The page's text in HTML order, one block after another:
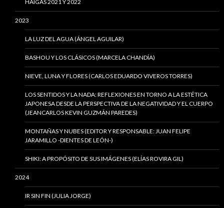
HAIGAS 2021 Y 2022
2023
LA LUZ DEL AGUA (ÁNGEL AGUILAR)
BASHOU Y LOS CLÁSICOS (MARCELA CHANDÍA)
NIEVE, LUNA Y FLORES (CARLOS EDUARDO VIVEROS TORRES)
LOS SENTIDOS Y LA NADA: REFLEXIONES EN TORNO A LA ESTÉTICA
JAPONESA DESDE LA PERSPECTIVA DE LA NEGATIVIDAD Y EL CUERPO
(JEANCARLOS KEVIN GUZMÁN PAREDES)
MONTAÑAS Y NUBES (EDITOR Y RESPONSABLE: JUAN FELIPE
JARAMILLO -DIENTES DE LEÓN-)
SHIKI: A PROPÓSITO DE SUS IMÁGENES (ELÍAS ROVIRA GIL)
2024
IR SIN FIN (JULIA JORGE)